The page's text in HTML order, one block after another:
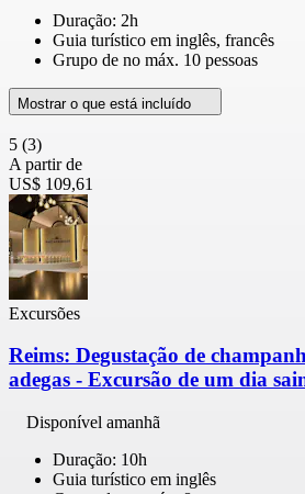
Duração: 2h
Guia turístico em inglês, francês
Grupo de no máx. 10 pessoas
Mostrar o que está incluído
5 (3)
A partir de
US$ 109,61
Excursões
Reims: Degustação de
adegas - Excursão de um dia
Disponível amanhã
Duração: 10h
Guia turístico em inglês